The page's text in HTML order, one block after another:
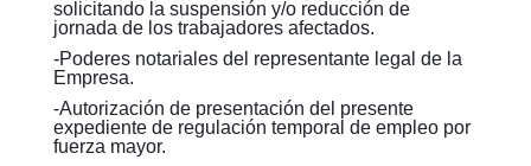
solicitando la suspensión y/o reducción de
jornada de los trabajadores afectados.
-Poderes notariales del representante legal de la
Empresa.
-Autorización de presentación del presente
expediente de regulación temporal de empleo por
fuerza mayor.